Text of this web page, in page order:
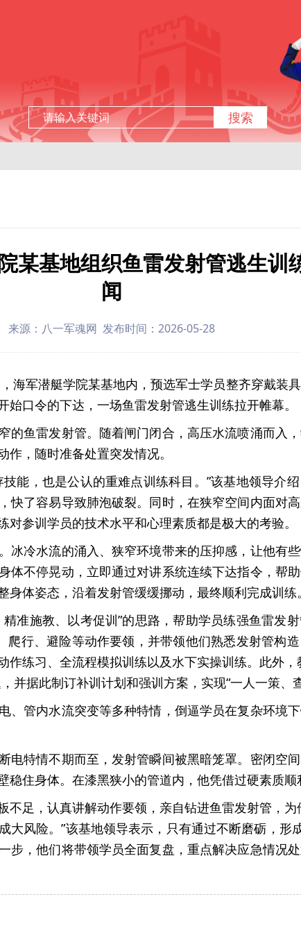
搜索
某基地组织鱼雷发射管逃生训
闻
来源：八一军魂网 发布时间：2026-05-28
海军潜艇学院某基地内，预选军士学员整齐穿戴装
口令的下达，一场鱼雷发射管逃生训练拉开帷幕。
的鱼雷发射管。随着闸门闭合，高压水流喷涌而入
，随时准备处置突发情况。
能，也是公认的重难点训练科目。”该基地领导介
快了容易导致肺泡破裂。同时，在狭窄空间内面对
参训学员的技术水平和心理素质都是极大的考验。
冰冷水流的涌入、狭窄环境带来的压抑感，让他有
体不停晃动，立即通过对讲系统连续下达指令，帮
体姿态，沿着发射管缓缓挪动，最终顺利完成训练。
准施教、以考促训”的思路，帮助学员练强鱼雷发
爬行、避险等动作要领，并带领他们熟悉发射管构
练习、全流程模拟训练以及水下实操训练。此外，
并据此制订补训计划和强训方案，实现“一人一策、查
、管内水流突变等多种特情，倒逼学员在复杂环境
电特情不期而至，发射管瞬间被黑暗笼罩。密闭空
住身体。在漆黑狭小的管道内，他凭借过硬素质顺
不足，认真讲解动作要领，亲自钻进鱼雷发射管，
风险。”该基地领导表示，只有通过不断磨砺，形
步，他们将带领学员全面复盘，重点解决应急情况